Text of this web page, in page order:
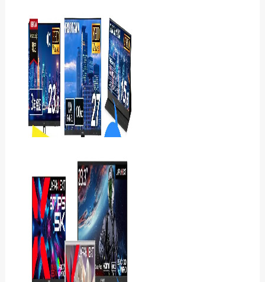
iiyama ProLite
XB3294UHSCP-B1Jレ
ビュー 31.5型4KとU…
cocoparのモニターおすす
め8選｜レビュー評判・どこ
の国？気になった点